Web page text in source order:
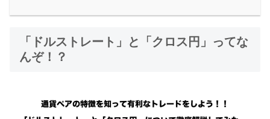
「ドルストレート」と「クロス円」ってな
んぞ！？